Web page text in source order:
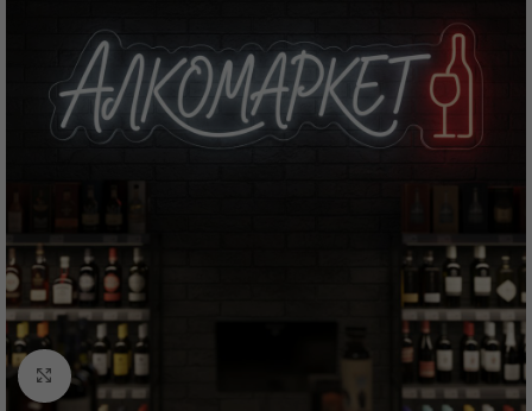
Нажмите, чтобы увеличить